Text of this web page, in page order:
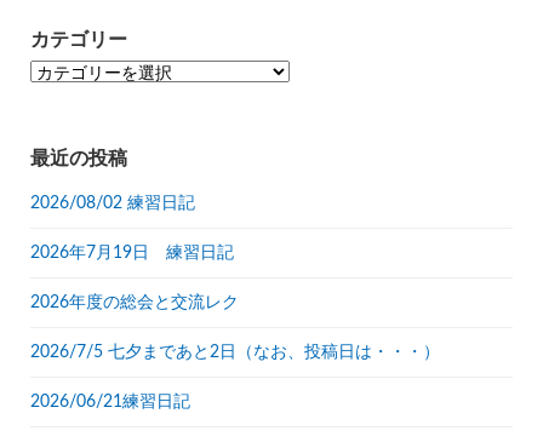
カテゴリー
カ
リ
ー
最近の投稿
2026/08/02 練習日記
2026年7月19日 練習日記
2026年度の総会と交流レク
2026/7/5 七夕まであと2日（なお、投稿日は・・・）
2026/06/21練習日記